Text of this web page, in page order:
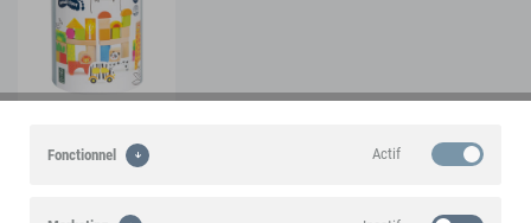
Fonctionnel Actif